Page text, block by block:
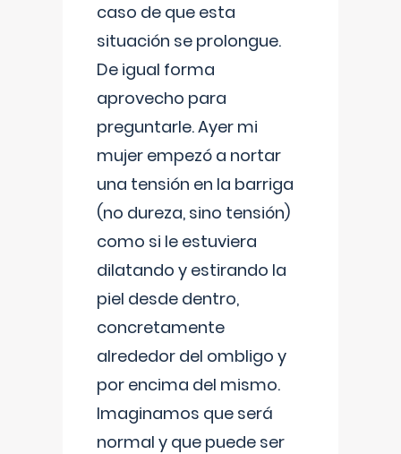
caso de que esta
situación se prolongue.
De igual forma
aprovecho para
preguntarle. Ayer mi
mujer empezó a nortar
una tensión en la barriga
(no dureza, sino tensión)
como si le estuviera
dilatando y estirando la
piel desde dentro,
concretamente
alrededor del ombligo y
por encima del mismo.
Imaginamos que será
normal y que puede ser